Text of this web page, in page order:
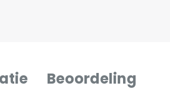
Beoordeling